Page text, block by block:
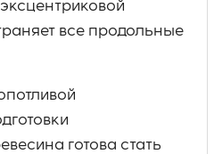
все продольные
готова стать